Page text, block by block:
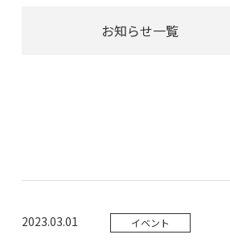
お知らせ一覧
2023.03.01 イベント